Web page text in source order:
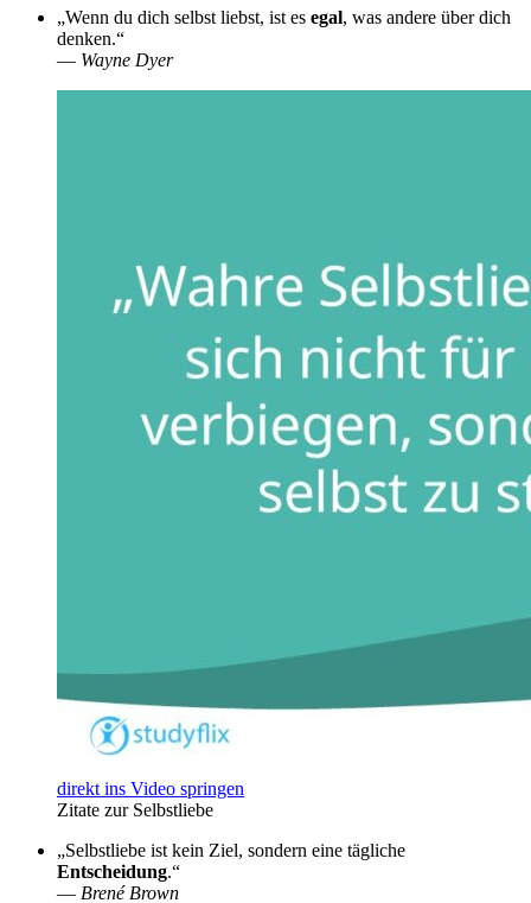
„Wenn du dich selbst liebst, ist es egal, was andere über dich
denken.“
— Wayne Dyer
direkt ins Video springen
Zitate zur Selbstliebe
„Selbstliebe ist kein Ziel, sondern eine tägliche
Entscheidung.“
— Brené Brown